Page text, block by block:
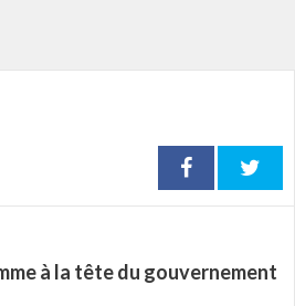
à la tête du gouvernement